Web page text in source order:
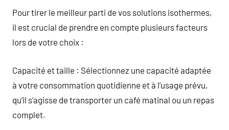
Pour tirer le meilleur parti de vos solutions isothermes,
il est crucial de prendre en compte plusieurs facteurs
lors de votre choix :
Capacité et taille : Sélectionnez une capacité adaptée
à votre consommation quotidienne et à l’usage prévu,
qu’il s’agisse de transporter un café matinal ou un repas
complet.